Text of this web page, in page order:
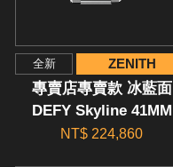
全新 ZENITH
專賣店專賣款 冰藍面
DEFY Skyline 41MM
NT$ 224,860